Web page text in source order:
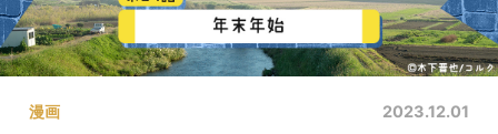
漫画 2023.12.01